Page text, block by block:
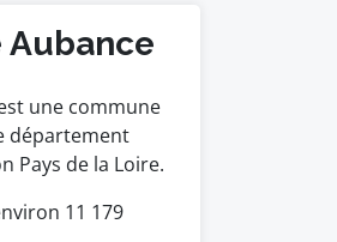
Aubance
une commune
département
Pays de la Loire.
11 179